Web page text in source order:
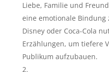
Liebe, Familie und
eine emotionale Bindung
Disney oder Coca-Cola
Erzählungen, um tiefere
Publikum aufzubauen.